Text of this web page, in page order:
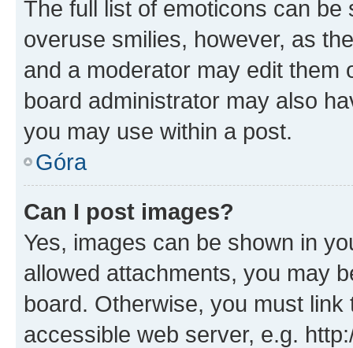
The full list of emoticons can
overuse smilies, however, as
and a moderator may edit them
board administrator may also
you may use within a post.
Góra
Can I post images?
Yes, images can be shown in
allowed attachments, you may
board. Otherwise, you must
accessible web server, e.g.